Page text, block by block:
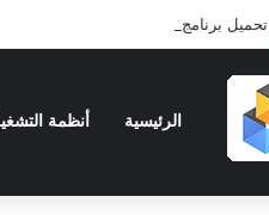
تحميل برنامج أدوبى بريمير برو 2024 | Adobe Premiere Pro 2024
الرئيسية أنظمة